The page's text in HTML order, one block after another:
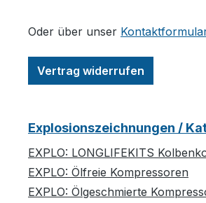
Oder über unser
Vertrag widerrufen
Explosionszeichnungen /
EXPLO: LONGLIFEKITS
EXPLO: Ölfreie Kompressoren
EXPLO: Ölgeschmierte